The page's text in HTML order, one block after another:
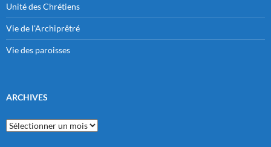
Unité des Chrétiens
Vie de l'Archiprêtré
Vie des paroisses
ARCHIVES
Archives